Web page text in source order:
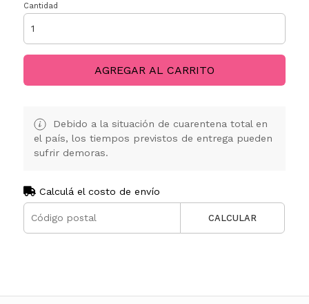
Cantidad
AGREGAR AL CARRITO
Debido a la situación de cuarentena total en
el país, los tiempos previstos de entrega pueden
sufrir demoras.
Calculá el costo de envío
CALCULAR